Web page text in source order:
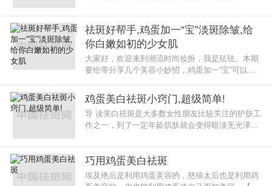
饼更膨松)，和苦瓜、
祛斑好帮手,鸡蛋加一“宝”淡斑除皱,给
你白嫩如初的少女肌
大家好，欢迎来到潮流时尚妆扮，我是珐珐。本期
要给带分享几个美容小妙招，鸡蛋加一“宝”可以淡
斑就一个鸡蛋搞
鸡蛋美白祛斑小窍门,超级简单!
导 读美白祛斑是大多数女性朋友比较关注的护肤工
作之一，到了一定年龄肌肤就会变得暗淡无光泽，
斑点肆无忌惮地爬上你的脸，
巧用鸡蛋美白祛斑
埃及艳后是利用鸡蛋美容的，慈禧太后也是利用鸡